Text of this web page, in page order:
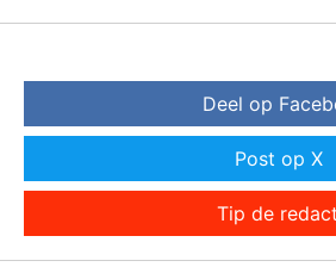
Deel op
Post op X
Tip de